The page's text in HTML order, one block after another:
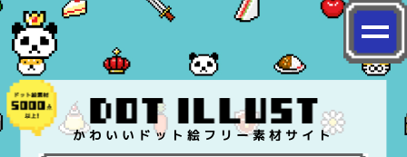
かわいいドット絵フリー素材サイト